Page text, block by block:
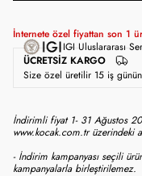
İnternete özel fiyattan son 1
ÜCRETSIZ KARGO
IGI Uluslararası
Size özel üretilir 15 iş
İndirimli fiyat 1- 31 Ağustos
www.kocak.com.tr üzerindeki
- İndirim kampanyası seçili
kampanyalarla birleştirilemez.